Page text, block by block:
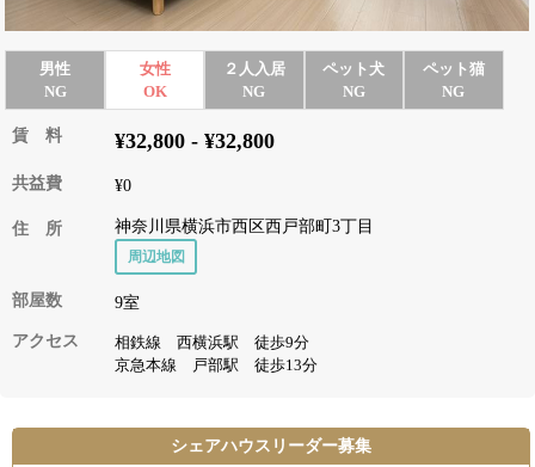
男性
NG
女性
OK
２人入居
NG
ペット犬
NG
ペット猫
NG
賃 料 ¥32,800 - ¥32,800
共益費 ¥0
住 所 神奈川県横浜市西区西戸部町3丁目
周辺地図
部屋数 9室
アクセス
相鉄線 西横浜駅 徒歩9分
京急本線 戸部駅 徒歩13分
シェアハウスリーダー募集